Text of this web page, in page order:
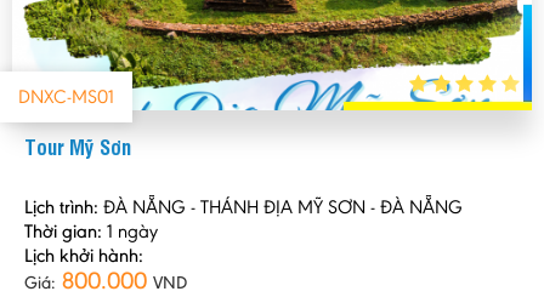
DNXC-MS01
Tour Mỹ Sơn
Lịch trình: ĐÀ NẴNG - THÁNH ĐỊA MỸ SƠN - ĐÀ NẴNG
Thời gian: 1 ngày
Lịch khởi hành:
Giá: 800.000 VND